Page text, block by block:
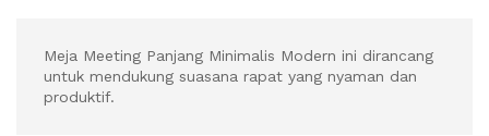
Meja Meeting Panjang Minimalis Modern ini dirancang
untuk mendukung suasana rapat yang nyaman dan
produktif.